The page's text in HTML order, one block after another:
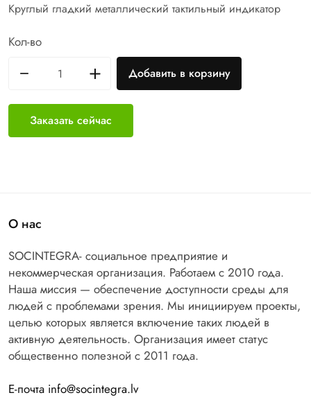
Круглый гладкий металлический тактильный индикатор
Кол-во
Добавить в корзину
Заказать сейчас
О нас
SOCINTEGRA- социальное предприятие и
некоммерческая организация. Работаем с 2010 года.
Наша миссия — обеспечение доступности среды для
людей с проблемами зрения. Мы инициируем проекты,
целью которых является включение таких людей в
активную деятельность. Организация имеет статус
общественно полезной с 2011 года.
Е-почта info@socintegra.lv